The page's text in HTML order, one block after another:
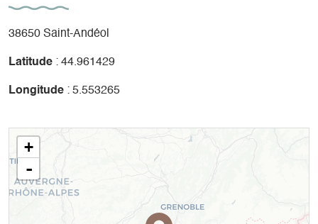
38650 Saint-Andéol
Latitude : 44.961429
Longitude : 5.553265
+
-